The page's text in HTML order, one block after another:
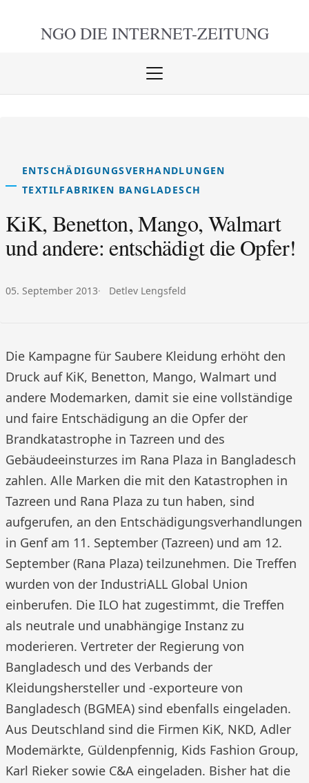
NGO DIE INTERNET-ZEITUNG
Menü
ENTSCHÄDIGUNGSVERHANDLUNGEN
TEXTILFABRIKEN BANGLADESCH
KiK, Benetton, Mango, Walmart
und andere: entschädigt die Opfer!
Veröffentlicht am:
05. September 2013 Autor:
Detlev Lengsfeld
Die Kampagne für Saubere Kleidung erhöht den
Druck auf KiK, Benetton, Mango, Walmart und
andere Modemarken, damit sie eine vollständige
und faire Entschädigung an die Opfer der
Brandkatastrophe in Tazreen und des
Gebäudeeinsturzes im Rana Plaza in Bangladesch
zahlen. Alle Marken die mit den Katastrophen in
Tazreen und Rana Plaza zu tun haben, sind
aufgerufen, an den Entschädigungsverhandlungen
in Genf am 11. September (Tazreen) und am 12.
September (Rana Plaza) teilzunehmen. Die Treffen
wurden von der IndustriALL Global Union
einberufen. Die ILO hat zugestimmt, die Treffen
als neutrale und unabhängige Instanz zu
moderieren. Vertreter der Regierung von
Bangladesch und des Verbands der
Kleidungshersteller und -exporteure von
Bangladesch (BGMEA) sind ebenfalls eingeladen.
Aus Deutschland sind die Firmen KiK, NKD, Adler
Modemärkte, Güldenpfennig, Kids Fashion Group,
Karl Rieker sowie C&A eingeladen. Bisher hat die